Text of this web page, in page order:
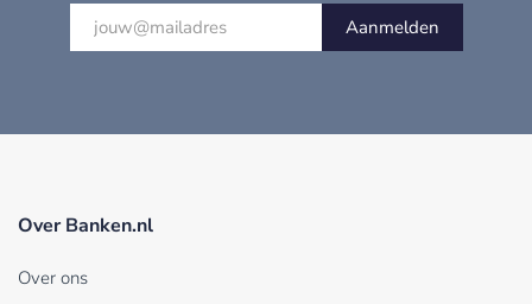
Aanmelden
Over Banken.nl
Over ons